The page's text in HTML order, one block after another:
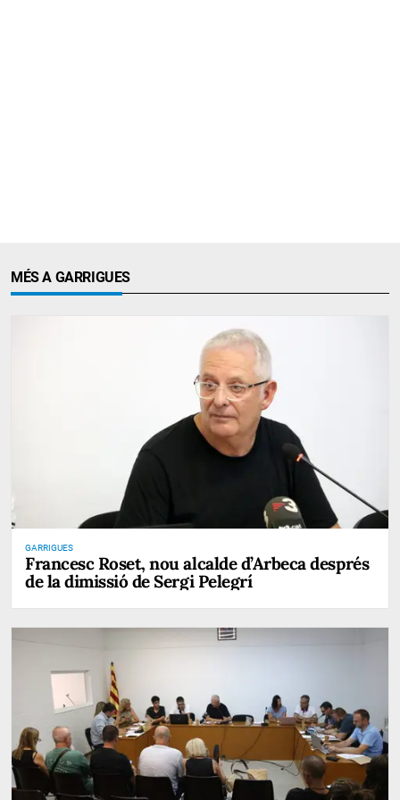
MÉS A GARRIGUES
GARRIGUES
Francesc Roset, nou alcalde d’Arbeca després
de la dimissió de Sergi Pelegrí